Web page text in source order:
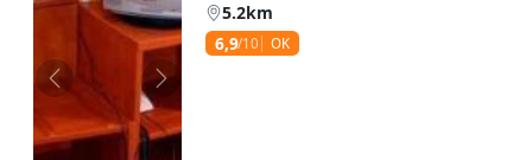
Zurück Weiter
5.2km
6,9/10 OK